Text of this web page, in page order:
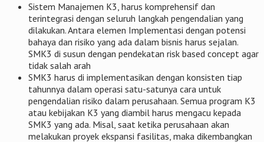
Sistem Manajemen K3, harus komprehensif dan
terintegrasi dengan seluruh langkah pengendalian yang
dilakukan. Antara elemen Implementasi dengan potensi
bahaya dan risiko yang ada dalam bisnis harus sejalan.
SMK3 di susun dengan pendekatan risk based concept agar
tidak salah arah
SMK3 harus di implementasikan dengan konsisten tiap
tahunnya dalam operasi satu-satunya cara untuk
pengendalian risiko dalam perusahaan. Semua program K3
atau kebijakan K3 yang diambil harus mengacu kepada
SMK3 yang ada. Misal, saat ketika perusahaan akan
melakukan proyek ekspansi fasilitas, maka dikembangkan